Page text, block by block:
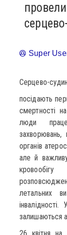
Super
Серцево-
посідають
смертності
люди
органів
але й
летальних
залишаються